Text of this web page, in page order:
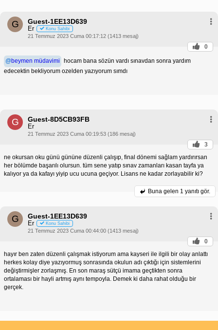
G Guest-1EE13D639
Er Konu Sahibi
21 Temmuz 2023 Cuma 00:17:12 (1413 mesaj)
0
@beymen müdavimi
hocam bana sözün vardı sınavdan sonra yardım
edecektin bekliyorum ozelden yazıyorum sımdı
G Guest-8D5CB93FB
Er
21 Temmuz 2023 Cuma 00:19:53 (186 mesaj)
3
ne okursan oku günü gününe düzenli çalışıp, final dönemi sağlam yardırırsan
her bölümde başarılı olursun. tüm sene yatıp sınav zamanları kasan tayfa ya
kalıyor ya da kafayı yiyip ucu ucuna geçiyor. Lisans ne kadar zorlayabilir ki?
Buna gelen 1 yanıtı gör.
G Guest-1EE13D639
Er Konu Sahibi
21 Temmuz 2023 Cuma 00:44:00 (1413 mesaj)
0
hayır ben zaten düzenli çalışmak istiyorum ama kayseri ile ilgili bir olay anlattı
herkes kolay diye yazıyormuş sonrasında okulun adı çıktığı için sistemlerini
değiştirmişler zorlaşmış. En son maraş sütçü imama geçtikten sonra
ortalaması bir hayli artmış aynı tempoyla. Demek ki daha rahat olduğu bir
gerçek.